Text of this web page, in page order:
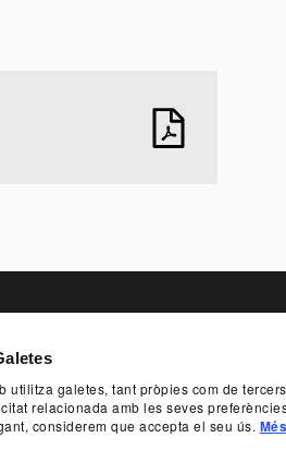
utilitza galetes, tant pròpies com de
relacionada amb les seves
considerem que accepta el seu ús.
ACCESSIBILITAT